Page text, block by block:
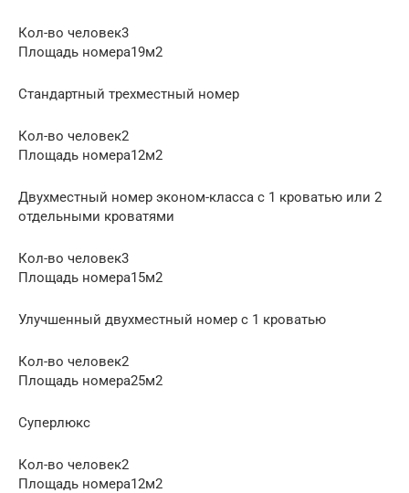
Кол-во человек3
Площадь номера19м2
Стандартный трехместный номер
Кол-во человек2
Площадь номера12м2
Двухместный номер эконом-класса с 1 кроватью или 2
отдельными кроватями
Кол-во человек3
Площадь номера15м2
Улучшенный двухместный номер с 1 кроватью
Кол-во человек2
Площадь номера25м2
Суперлюкс
Кол-во человек2
Площадь номера12м2